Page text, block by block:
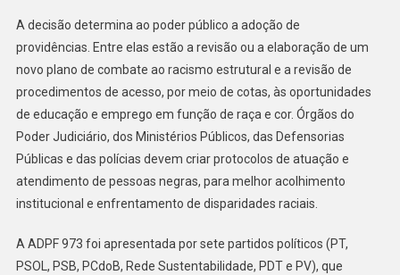
A decisão determina ao poder público a adoção de
providências. Entre elas estão a revisão ou a elaboração de um
novo plano de combate ao racismo estrutural e a revisão de
procedimentos de acesso, por meio de cotas, às oportunidades
de educação e emprego em função de raça e cor. Órgãos do
Poder Judiciário, dos Ministérios Públicos, das Defensorias
Públicas e das polícias devem criar protocolos de atuação e
atendimento de pessoas negras, para melhor acolhimento
institucional e enfrentamento de disparidades raciais.
A ADPF 973 foi apresentada por sete partidos políticos (PT,
PSOL, PSB, PCdoB, Rede Sustentabilidade, PDT e PV), que